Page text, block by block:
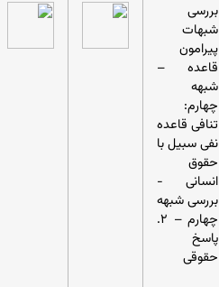
بررسی
شبهات
پیرامون
قاعده –
شبهه
چهارم:
تنافی قاعده
نفی سبیل با
حقوق
انسانی -
بررسی شبهه
چهارم – ۲.
پاسخ
حقوقی